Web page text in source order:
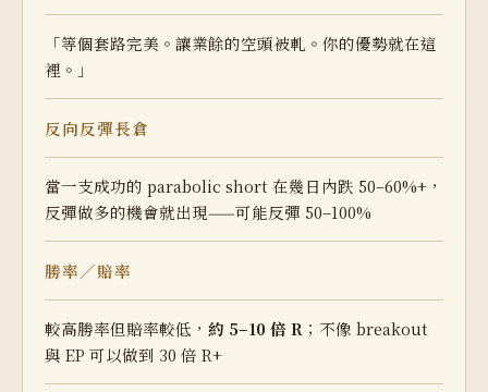
「等個套路完美。讓業餘的空頭被軋。你的優勢就在這
裡。」
反向反彈長倉
當一支成功的 parabolic short 在幾日內跌 50–60%+，
反彈做多的機會就出現——可能反彈 50–100%
勝率／賠率
較高勝率但賠率較低， 約 5–10 倍 R ；不像 breakout
與 EP 可以做到 30 倍 R+